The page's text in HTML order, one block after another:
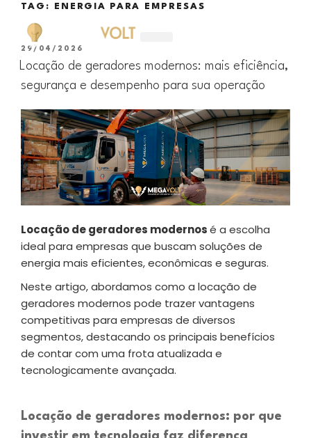
TAG: ENERGIA PARA EMPRESAS
29/04/2026
Locação de geradores modernos: mais eficiência,
segurança e desempenho para sua operação
Locação de geradores modernosé a escolha
ideal para empresas que buscam soluções de
energia mais eficientes, econômicas e seguras.
Neste artigo, abordamos como a locação de
geradores modernos pode trazer vantagens
competitivas para empresas de diversos
segmentos, destacando os principais benefícios
de contar com uma frota atualizada e
tecnologicamente avançada.
Locação de geradores modernos: por que